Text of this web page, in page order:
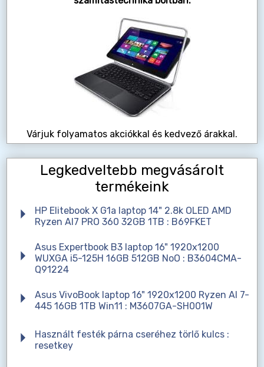
Várjuk folyamatos akciókkal és kedvező árakkal.
Legkedveltebb megvásárolt
termékeink
HP Elitebook X G1a laptop 14" 2.8k OLED AMD
Ryzen AI7 PRO 360 32GB 1TB : B69FKET
Asus Expertbook B3 laptop 16" 1920x1200
WUXGA i5-125H 16GB 512GB NoO : B3604CMA-
Q91224
Asus VivoBook laptop 16" 1920x1200 Ryzen AI 7-
445 16GB 1TB Win11 : M3607GA-SH001W
Használt festék párna cseréhez törlő kulcs :
resetkey